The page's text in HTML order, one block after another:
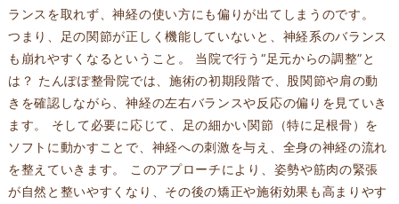
ランスを取れず、神経の使い方にも偏りが出てしまうのです。
つまり、足の関節が正しく機能していないと、神経系のバランス
も崩れやすくなるということ。 当院で行う“足元からの調整”と
は？ たんぽぽ整骨院では、施術の初期段階で、股関節や肩の動
きを確認しながら、神経の左右バランスや反応の偏りを見ていき
ます。 そして必要に応じて、足の細かい関節（特に足根骨）を
ソフトに動かすことで、神経への刺激を与え、全身の神経の流れ
を整えていきます。 このアプローチにより、姿勢や筋肉の緊張
が自然と整いやすくなり、その後の矯正や施術効果も高まりやす